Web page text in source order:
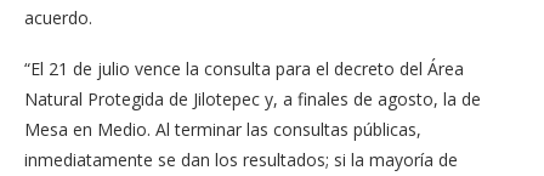
acuerdo.
“El 21 de julio vence la consulta para el decreto del Área
Natural Protegida de Jilotepec y, a finales de agosto, la de
Mesa en Medio. Al terminar las consultas públicas,
inmediatamente se dan los resultados; si la mayoría de